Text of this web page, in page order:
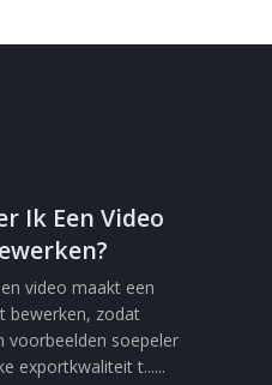
Ik Een Video
video maakt een
bewerken, zodat
voorbeelden soepeler
exportkwaliteit t......